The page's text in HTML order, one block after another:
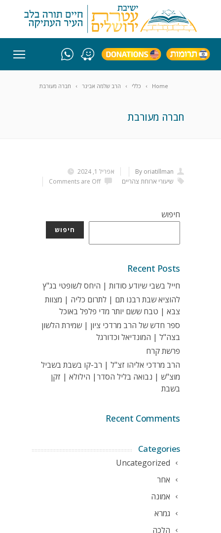
Home כללי הרב שלמה אבינר חברה מעורבת
חברה מעורבת
אפריל 1, 2024
By oriatillman
Comments are Off
שיעורי ארוחת צהריים
חיפוש
חיפוש
Recent Posts
חייל בשבי שיודע סודות | היחס לשופטי בג"ץ
להוציא שבת רבנו תם | לתרום כליה | מצוות
צבא | טבח ששם יותר מדי פלפל באוכל
ספר חדש של הרב מרדכי ציון | שמירת הלשון
בצה"ל | המונדיאל וכדורגל
פרשת קרח
הרב מרדכי אליהו זצ"ל | רב-קו בשבת בשביל
מוצ"ש | נבואה בליל הסדר| הילולא | זקן
בשבת
Recent Comments
Categories
Uncategorized
אחר
אמונה
גמרא
הלכה